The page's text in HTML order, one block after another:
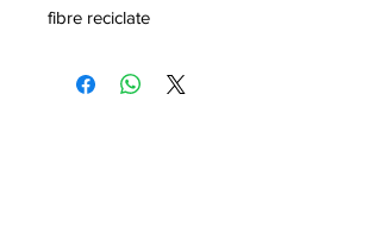
fibre reciclate